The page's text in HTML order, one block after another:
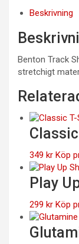
Beskrivning
Benton Track
stretchigt
349 kr Köp
Play
299 kr Köp